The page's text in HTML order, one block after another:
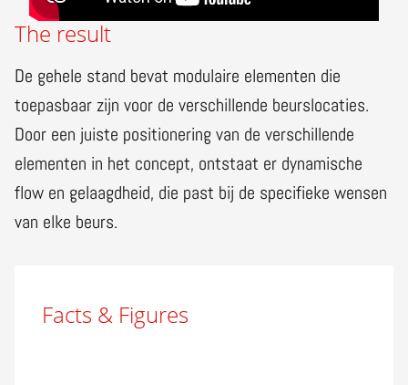
The result
De gehele stand bevat modulaire elementen die
toepasbaar zijn voor de verschillende beurslocaties.
Door een juiste positionering van de verschillende
elementen in het concept, ontstaat er dynamische
flow en gelaagdheid, die past bij de specifieke wensen
van elke beurs.
Facts & Figures